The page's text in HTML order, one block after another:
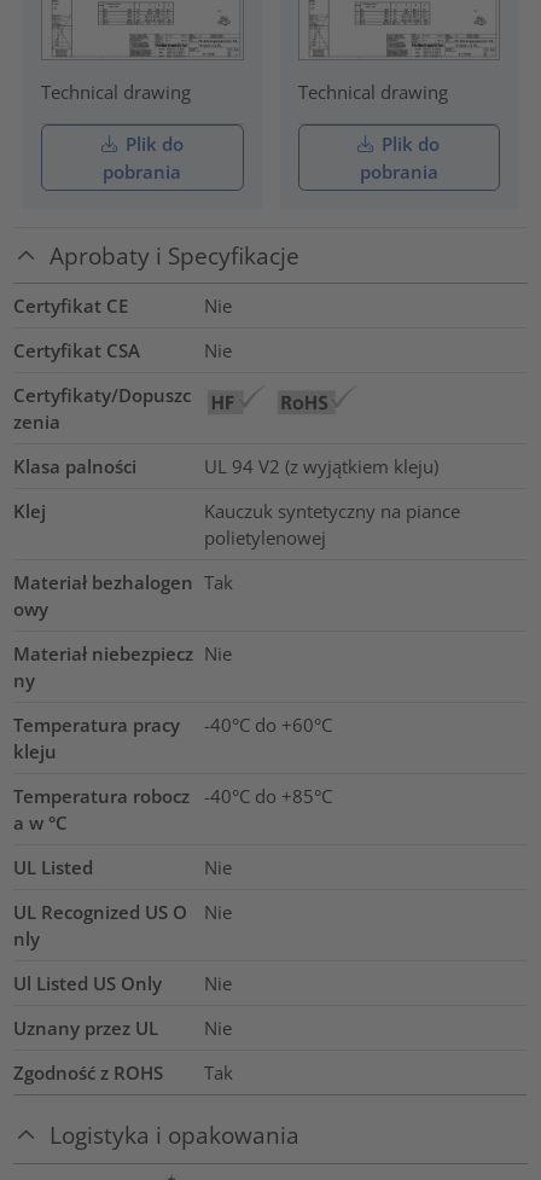
Technical drawing
Plik do
pobrania
Technical drawing
Plik do
pobrania
Aprobaty i Specyfikacje
Certyfikat CE
Nie
Certyfikat CSA
Nie
Certyfikaty/Dopuszc
zenia
Klasa palności
UL 94 V2 (z wyjątkiem kleju)
Klej
Kauczuk syntetyczny na piance
polietylenowej
Materiał bezhalogen
owy
Tak
Materiał niebezpiecz
ny
Nie
Temperatura pracy
kleju
-40°C do +60°C
Temperatura robocz
a w °C
-40°C do +85°C
UL Listed
Nie
UL Recognized US O
nly
Nie
Ul Listed US Only
Nie
Uznany przez UL
Nie
Zgodność z ROHS
Tak
Logistyka i opakowania